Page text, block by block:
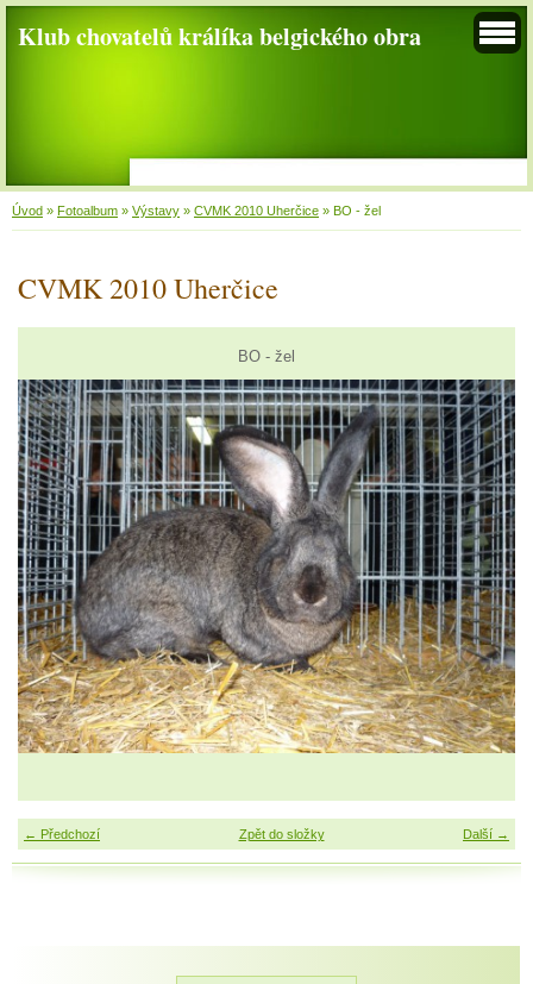
Klub chovatelů králíka belgického obra
Úvod » Fotoalbum » Výstavy » CVMK 2010 Uherčice » BO - žel
CVMK 2010 Uherčice
BO - žel
← Předchozí Další →
Zpět do složky